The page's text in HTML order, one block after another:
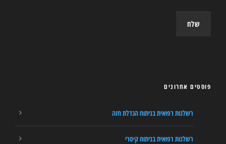
פוסטים אחרונים
רשלנות רפואית בניתוח הגדלת חזה
רשלנות רפואית בניתוח קיסרי